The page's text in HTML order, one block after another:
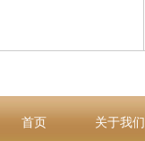
首页 关于我们